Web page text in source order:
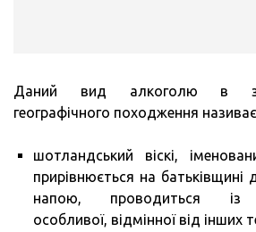
Даний вид алкоголю в
географічного походження
шотландський віскі,
прирівнюється на батьківщині
напою, проводиться із
особливої, відмінної від інших